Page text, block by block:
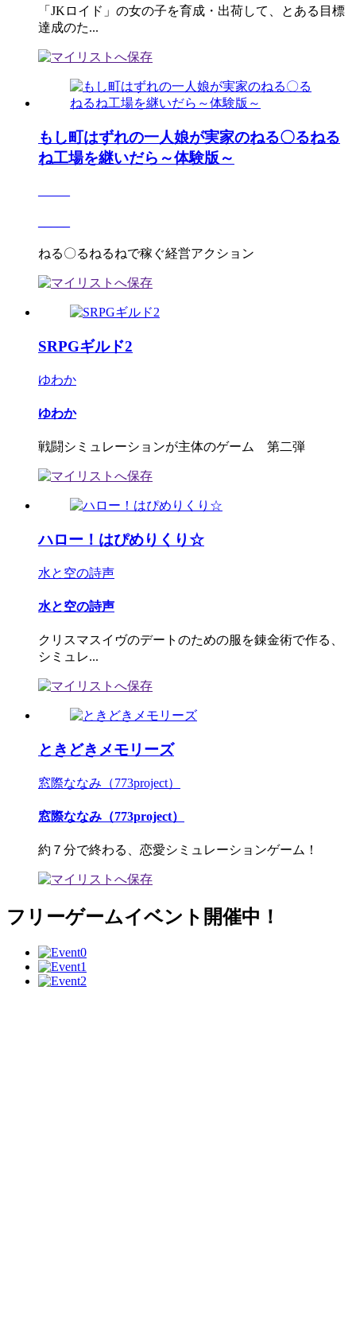
「JKロイド」の女の子を育成・出荷して、とある目標
達成のた...
もし町はずれの一人娘が実家のねる〇るねる
ね工場を継いだら～体験版～
ねる〇るねるねで稼ぐ経営アクション
SRPGギルド2
ゆわか
ゆわか
戦闘シミュレーションが主体のゲーム 第二弾
ハロー！はぴめりくり☆
水と空の詩声
水と空の詩声
クリスマスイヴのデートのための服を錬金術で作る、
シミュレ...
ときどきメモリーズ
窓際ななみ（773project）
窓際ななみ（773project）
約７分で終わる、恋愛シミュレーションゲーム！
フリーゲームイベント開催中！